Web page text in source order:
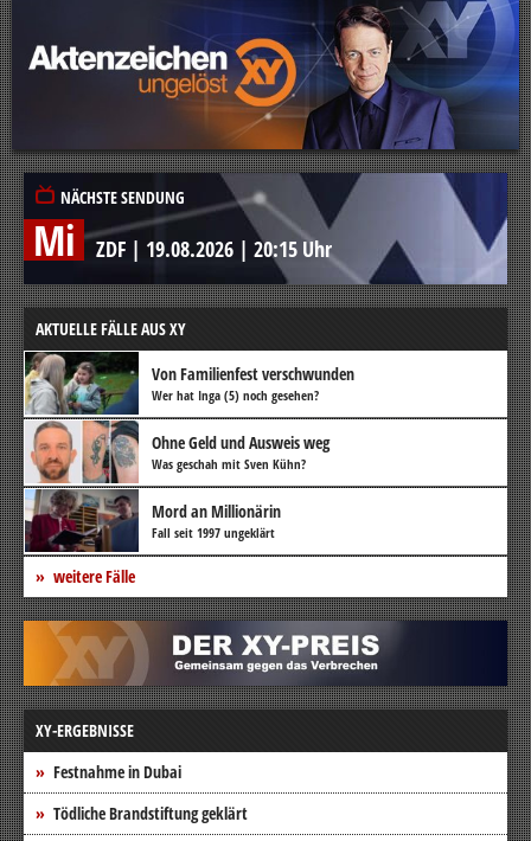
NÄCHSTE SENDUNG
Mi ZDF | 19.08.2026 | 20:15 Uhr
AKTUELLE FÄLLE AUS XY
Von Familienfest verschwunden
Wer hat Inga (5) noch gesehen?
Ohne Geld und Ausweis weg
Was geschah mit Sven Kühn?
Mord an Millionärin
Fall seit 1997 ungeklärt
weitere Fälle
XY-ERGEBNISSE
Festnahme in Dubai
Tödliche Brandstiftung geklärt